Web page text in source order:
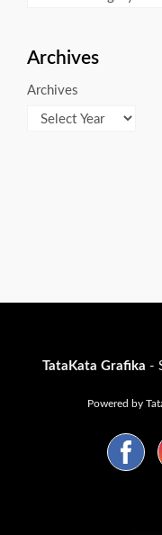
Archives
Archives
TataKata Grafika -
Powered by